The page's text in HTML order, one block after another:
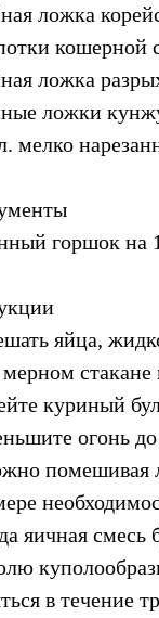
ложка
кошерной
ложка
ложки
мелко
горшок на
яйца,
мерном
куриный
огонь
помешивая
яичная смесь
в течение